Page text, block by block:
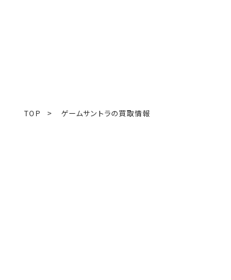
TOP > ゲームサントラの買取情報